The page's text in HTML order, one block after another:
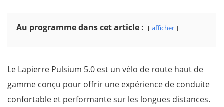
Au programme dans cet article : afficher
Le Lapierre Pulsium 5.0 est un vélo de route haut de
gamme conçu pour offrir une expérience de conduite
confortable et performante sur les longues distances.